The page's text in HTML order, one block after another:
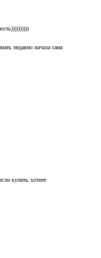
недавно начала сама
купить хотите